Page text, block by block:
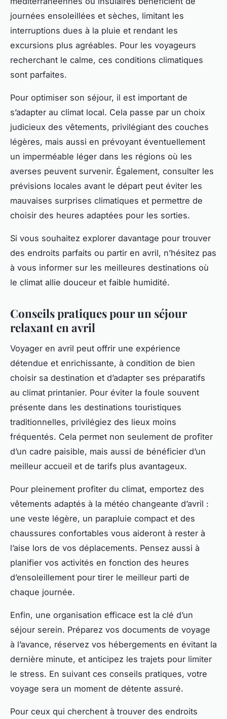
journées ensoleillées et sèches, limitant les
interruptions dues à la pluie et rendant les
excursions plus agréables. Pour les voyageurs
recherchant le calme, ces conditions climatiques
sont parfaites.
Pour optimiser son séjour, il est important de
s’adapter au climat local. Cela passe par un choix
judicieux des vêtements, privilégiant des couches
légères, mais aussi en prévoyant éventuellement
un imperméable léger dans les régions où les
averses peuvent survenir. Également, consulter les
prévisions locales avant le départ peut éviter les
mauvaises surprises climatiques et permettre de
choisir des heures adaptées pour les sorties.
Si vous souhaitez explorer davantage pour trouver
des endroits parfaits ou partir en avril, n’hésitez pas
à vous informer sur les meilleures destinations où
le climat allie douceur et faible humidité.
Conseils pratiques pour un séjour
relaxant en avril
Voyager en avril peut offrir une expérience
détendue et enrichissante, à condition de bien
choisir sa destination et d’adapter ses préparatifs
au climat printanier. Pour éviter la foule souvent
présente dans les destinations touristiques
traditionnelles, privilégiez des lieux moins
fréquentés. Cela permet non seulement de profiter
d’un cadre paisible, mais aussi de bénéficier d’un
meilleur accueil et de tarifs plus avantageux.
Pour pleinement profiter du climat, emportez des
vêtements adaptés à la météo changeante d’avril :
une veste légère, un parapluie compact et des
chaussures confortables vous aideront à rester à
l’aise lors de vos déplacements. Pensez aussi à
planifier vos activités en fonction des heures
d’ensoleillement pour tirer le meilleur parti de
chaque journée.
Enfin, une organisation efficace est la clé d’un
séjour serein. Préparez vos documents de voyage
à l’avance, réservez vos hébergements en évitant la
dernière minute, et anticipez les trajets pour limiter
le stress. En suivant ces conseils pratiques, votre
voyage sera un moment de détente assuré.
Pour ceux qui cherchent à trouver des endroits